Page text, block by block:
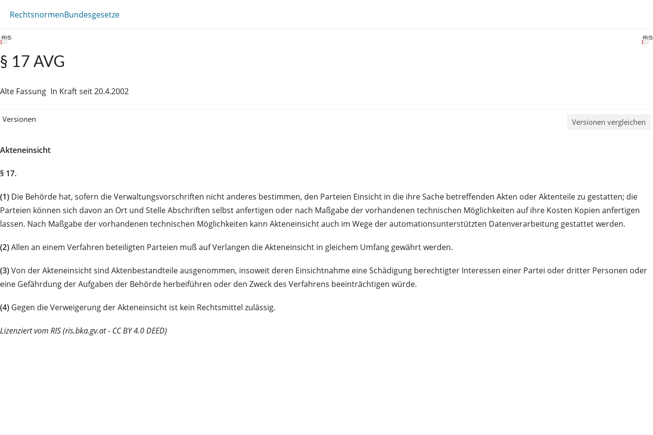
RechtsnormenBundesgesetze
§ 17 AVG
Alte Fassung In Kraft seit 20.4.2002
Versionen Versionen vergleichen
Akteneinsicht
§ 17.
(1) Die Behörde hat, sofern die Verwaltungsvorschriften nicht anderes bestimmen, den Parteien Einsicht in die ihre Sache betreffenden Akten oder Aktenteile zu gestatten; die
Parteien können sich davon an Ort und Stelle Abschriften selbst anfertigen oder nach Maßgabe der vorhandenen technischen Möglichkeiten auf ihre Kosten Kopien anfertigen
lassen. Nach Maßgabe der vorhandenen technischen Möglichkeiten kann Akteneinsicht auch im Wege der automationsunterstützten Datenverarbeitung gestattet werden.
(2)Allen an einem Verfahren beteiligten Parteien muß auf Verlangen die Akteneinsicht in gleichem Umfang gewährt werden.
(3)Von der Akteneinsicht sind Aktenbestandteile ausgenommen, insoweit deren Einsichtnahme eine Schädigung berechtigter Interessen einer Partei oder dritter Personen oder
eine Gefährdung der Aufgaben der Behörde herbeiführen oder den Zweck des Verfahrens beeinträchtigen würde.
(4) Gegen die Verweigerung der Akteneinsicht ist kein Rechtsmittel zulässig.
Lizenziert vom RIS (ris.bka.gv.at - CC BY 4.0 DEED)